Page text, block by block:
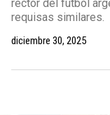
rector del fútbol
requisas similares.
diciembre 30, 2025